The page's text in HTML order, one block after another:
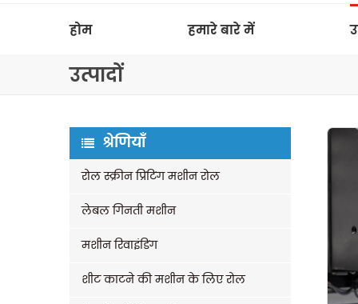
होम हमारे बारे में
उत्पादों
श्रेणियाँ
रोल स्क्रीन प्रिंटिंग मशीन रोल
लेबल गिनती मशीन
मशीन रिवाइंडिंग
शीट काटने की मशीन के लिए रोल